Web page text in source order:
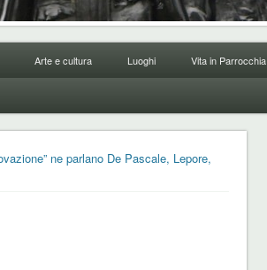
Arte e cultura Luoghi Vita in Parrocchia
ne parlano De Pascale, Lepore,